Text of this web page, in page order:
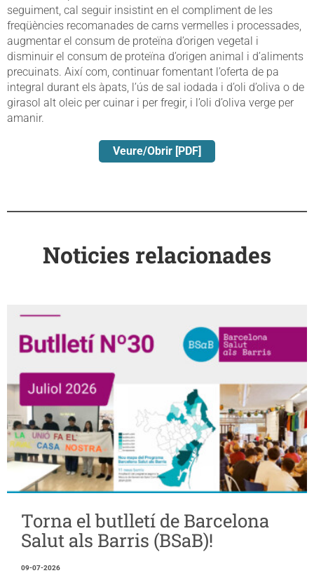
seguiment, cal seguir insistint en el compliment de les
freqüències recomanades de carns vermelles i processades,
augmentar el consum de proteïna d’origen vegetal i
disminuir el consum de proteïna d’origen animal i d’aliments
precuinats. Així com, continuar fomentant l’oferta de pa
integral durant els àpats, l’ús de sal iodada i d’oli d’oliva o de
girasol alt oleic per cuinar i per fregir, i l’oli d’oliva verge per
amanir.
Veure/Obrir [PDF]
Noticies relacionades
Torna el butlletí de Barcelona
Salut als Barris (BSaB)!
09-07-2026